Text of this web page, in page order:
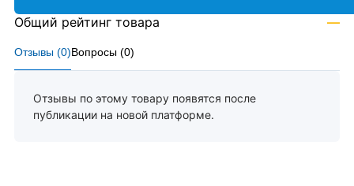
Отзывы (0)Вопросы (0)
Отзывы по этому товару появятся после
публикации на новой платформе.
Общий рейтинг товара —